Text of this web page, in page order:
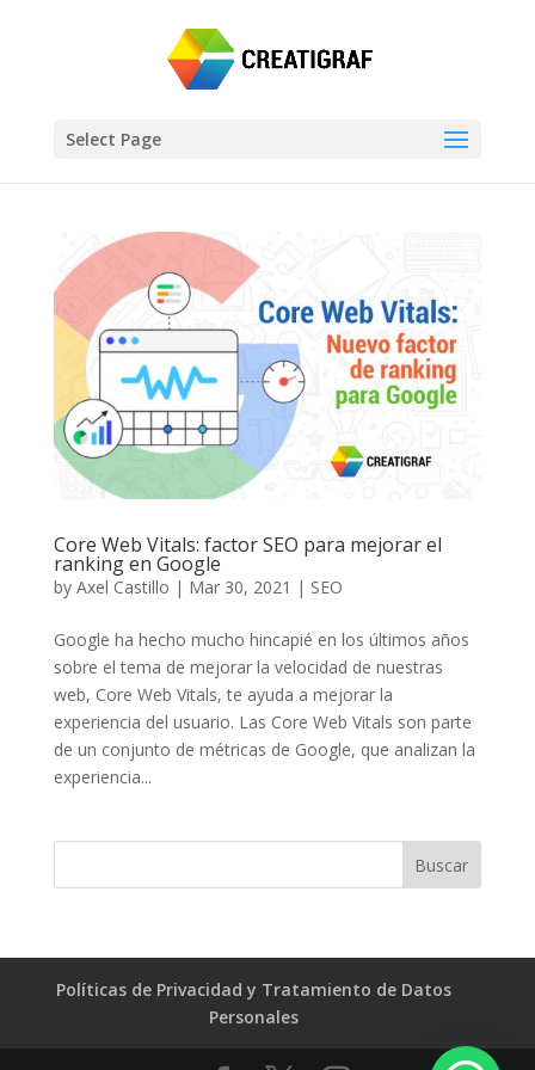
Select Page
Core Web Vitals: factor SEO para mejorar el
ranking en Google
by Axel Castillo | Mar 30, 2021 | SEO
Google ha hecho mucho hincapié en los últimos años
sobre el tema de mejorar la velocidad de nuestras
web, Core Web Vitals, te ayuda a mejorar la
experiencia del usuario. Las Core Web Vitals son parte
de un conjunto de métricas de Google, que analizan la
experiencia...
Políticas de Privacidad y Tratamiento de Datos
Personales